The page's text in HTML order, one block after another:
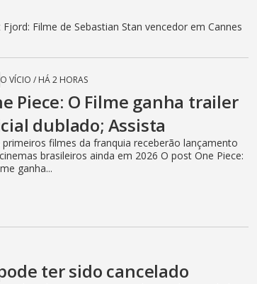
Filme de Sebastian Stan vencedor em Cannes
O VÍCIO / HÁ 2 HORAS
Piece: O Filme ganha trailer
dublado; Assista
primeiros filmes da franquia receberão lançamento
brasileiros ainda em 2026 O post One Piece:
ganha...
ter sido cancelado